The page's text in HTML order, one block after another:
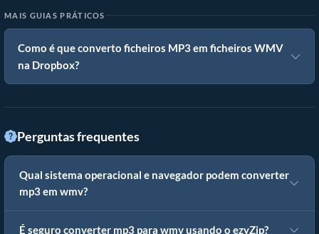
MAIS GUIAS PRÁTICOS
Como é que converto ficheiros MP3 em ficheiros WMV
na Dropbox?
Perguntas frequentes
Qual sistema operacional e navegador podem converter
mp3 em wmv?
É seguro converter mp3 para wmv usando o ezyZip?